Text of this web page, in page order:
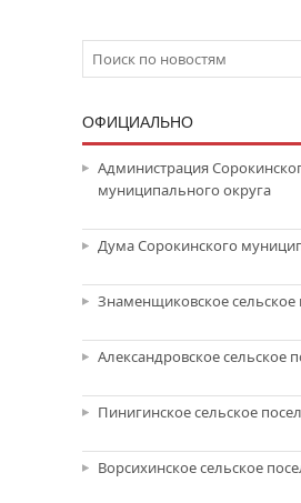
ОФИЦИАЛЬНО
Администрация
муниципального округа
Дума Сорокинского
Знаменщиковское сельское
Александровское сельское
Пинигинское сельское
Ворсихинское сельское